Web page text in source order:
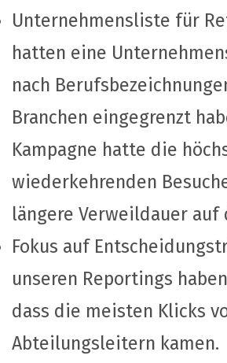
Unternehmensliste für
hatten eine
nach
Branchen eingegrenzt
Kampagne hatte die
wiederkehrenden
längere Verweildauer auf
Fokus auf
unseren Reportings
dass die meisten Klicks
Abteilungsleitern kamen.